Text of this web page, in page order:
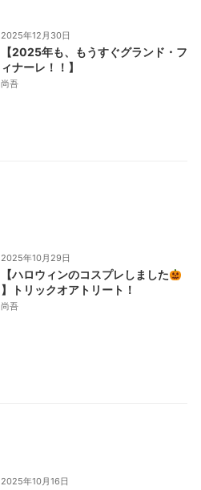
2025年12月30日
【2025年も、もうすぐグランド・フ
ィナーレ！！】
尚吾
2025年10月29日
【ハロウィンのコスプレしました
】トリックオアトリート！
尚吾
2025年10月16日